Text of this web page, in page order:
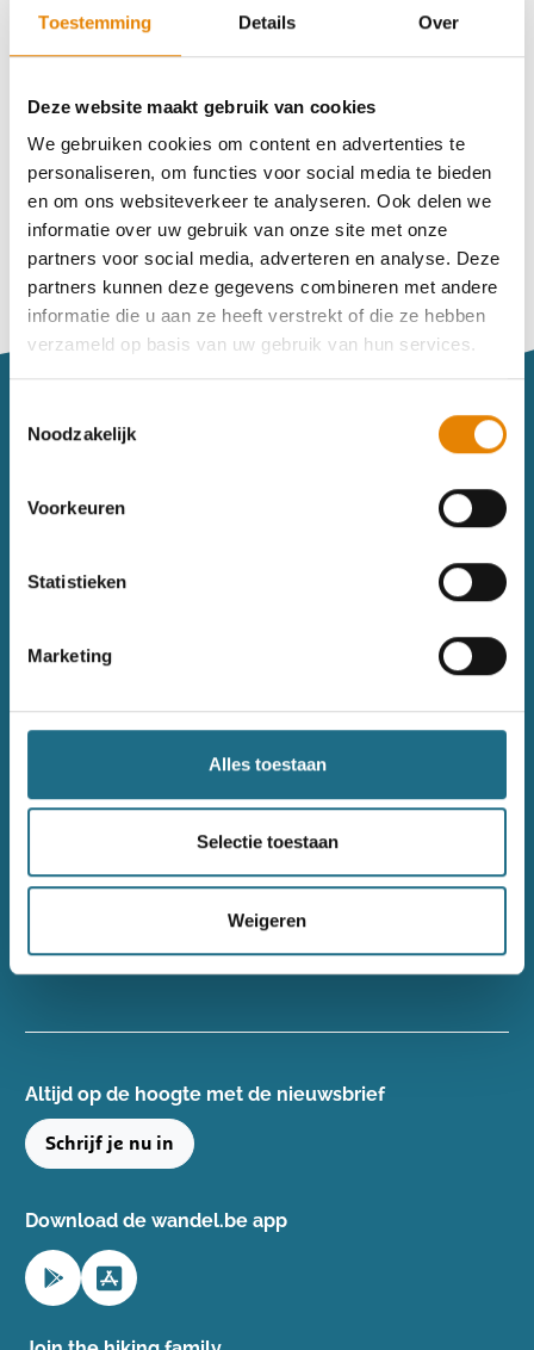
Toestemming Details Over
Deze website maakt gebruik van cookies
We gebruiken cookies om content en advertenties te
personaliseren, om functies voor social media te bieden
en om ons websiteverkeer te analyseren. Ook delen we
informatie over uw gebruik van onze site met onze
partners voor social media, adverteren en analyse. Deze
partners kunnen deze gegevens combineren met andere
informatie die u aan ze heeft verstrekt of die ze hebben
verzameld op basis van uw gebruik van hun services.
Noodzakelijk
Voorkeuren
Statistieken
Marketing
Alles toestaan
Selectie toestaan
Weigeren
Heb je nog geen account?
Maak dan een nieuw account aan
Maak een nieuw account aan
Vind je je weg niet goed in het wandeldagboek?
Raadpleeg dan hier de handleiding.
Wandelinspiratie
Gezondheid
+32(0)50 40 51 40
info@wandelsport.be
BE 0643 481 073
Altijd op de hoogte ​met de nieuwsbrief
Schrijf je nu in
Download de wandel.be app